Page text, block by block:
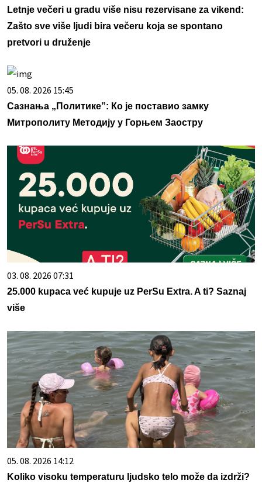
Letnje večeri u gradu više nisu rezervisane za vikend:
Zašto sve više ljudi bira večeru koja se spontano
pretvori u druženje
05. 08. 2026 15:45
Сазнања „Политике”: Ко је поставио замку
Митрополиту Методију у Горњем Заостру
03. 08. 2026 07:31
25.000 kupaca već kupuje uz PerSu Extra. A ti? Saznaj
više
05. 08. 2026 14:12
Koliko visoku temperaturu ljudsko telo može da izdrži?